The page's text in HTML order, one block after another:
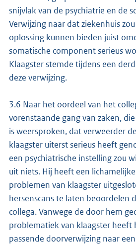
snijvlak van de psychiatrie en de
Verwijzing naar dat ziekenhuis
oplossing kunnen bieden juist
somatische component serieus
Klaagster stemde tijdens een
deze verwijzing.
3.6 Naar het oordeel van het
vorenstaande gang van zaken,
is weersproken, dat verweerder
klaagster uiterst serieus heeft
een psychiatrische instelling zou
uit niets. Hij heeft een
problemen van klaagster
hersenscans te laten beoordelen
collega. Vanwege de door hem
problematiek van klaagster heeft
passende doorverwijzing naar